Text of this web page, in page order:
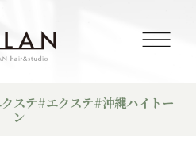
ステ#エクステ#沖縄ハイトー
ン